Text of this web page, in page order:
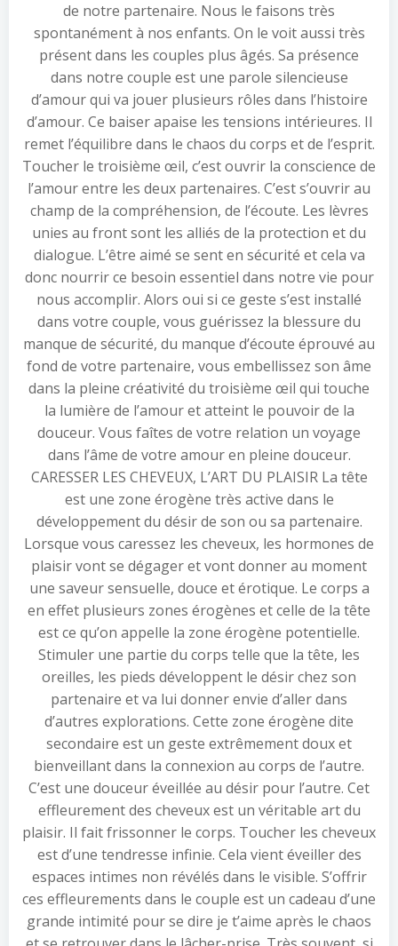
de notre partenaire. Nous le faisons très
spontanément à nos enfants. On le voit aussi très
présent dans les couples plus âgés. Sa présence
dans notre couple est une parole silencieuse
d’amour qui va jouer plusieurs rôles dans l’histoire
d’amour. Ce baiser apaise les tensions intérieures. Il
remet l’équilibre dans le chaos du corps et de l’esprit.
Toucher le troisième œil, c’est ouvrir la conscience de
l’amour entre les deux partenaires. C’est s’ouvrir au
champ de la compréhension, de l’écoute. Les lèvres
unies au front sont les alliés de la protection et du
dialogue. L’être aimé se sent en sécurité et cela va
donc nourrir ce besoin essentiel dans notre vie pour
nous accomplir. Alors oui si ce geste s’est installé
dans votre couple, vous guérissez la blessure du
manque de sécurité, du manque d’écoute éprouvé au
fond de votre partenaire, vous embellissez son âme
dans la pleine créativité du troisième œil qui touche
la lumière de l’amour et atteint le pouvoir de la
douceur. Vous faîtes de votre relation un voyage
dans l’âme de votre amour en pleine douceur.
CARESSER LES CHEVEUX, L’ART DU PLAISIR La tête
est une zone érogène très active dans le
développement du désir de son ou sa partenaire.
Lorsque vous caressez les cheveux, les hormones de
plaisir vont se dégager et vont donner au moment
une saveur sensuelle, douce et érotique. Le corps a
en effet plusieurs zones érogènes et celle de la tête
est ce qu’on appelle la zone érogène potentielle.
Stimuler une partie du corps telle que la tête, les
oreilles, les pieds développent le désir chez son
partenaire et va lui donner envie d’aller dans
d’autres explorations. Cette zone érogène dite
secondaire est un geste extrêmement doux et
bienveillant dans la connexion au corps de l’autre.
C’est une douceur éveillée au désir pour l’autre. Cet
effleurement des cheveux est un véritable art du
plaisir. Il fait frissonner le corps. Toucher les cheveux
est d’une tendresse infinie. Cela vient éveiller des
espaces intimes non révélés dans le visible. S’offrir
ces effleurements dans le couple est un cadeau d’une
grande intimité pour se dire je t’aime après le chaos